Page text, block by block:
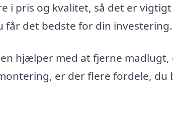
i pris og kvalitet, så det er
får det bedste for din investering.
hjælper med at fjerne madlugt,
er der flere fordele, du